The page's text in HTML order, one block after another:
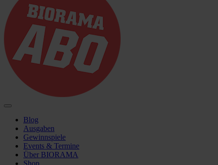
Blog
Ausgaben
Gewinnspiele
Events & Termine
Über BIORAMA
Shop